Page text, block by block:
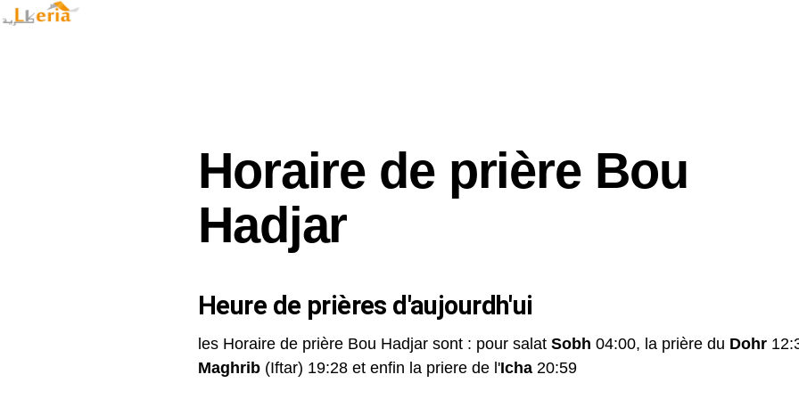
Horaire de prière Bou
Hadjar
Heure de prières d'aujourdh'ui
les Horaire de prière Bou Hadjar sont : pour salat Sobh 04:00, la prière du Dohr
Maghrib (Iftar) 19:28 et enfin la priere de l'Icha 20:59